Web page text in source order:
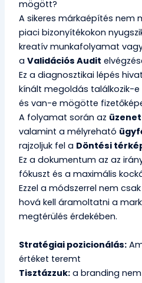
mögött?
A sikeres márkaépítés nem
piaci bizonyítékokon
kreatív munkafolyamat
aValidációs Audit
Ez a diagnosztikai lépés
kínált megoldás találkozik-
és van-e mögötte
A folyamat során az
valamint a mélyreható
rajzoljuk fel a Döntési
Ez a dokumentum az az
fókuszt és a maximális
Ezzel a módszerrel nem
hová kell áramoltatni a
megtérülés érdekében.
Stratégiai pozicionálás:
értéket teremt
Tisztázzuk: a branding